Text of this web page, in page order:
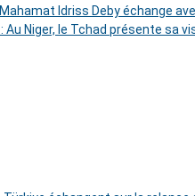
Idriss Deby échange
Au Niger, le Tchad présente sa